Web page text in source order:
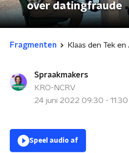
over datingfraude
Fragmenten
Spraakmakers
KRO-NCRV
24 juni 2022 09:30 - 11:30
Speel audio af